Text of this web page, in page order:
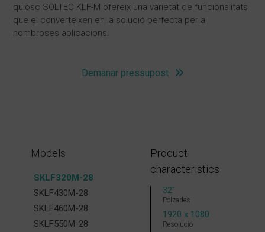
quiosc SOLTEC KLF-M ofereix una varietat de funcionalitats
que el converteixen en la solució perfecta per a
nombroses aplicacions.
Demanar pressupost
Models
SKLF320M-28
SKLF430M-28
SKLF460M-28
SKLF550M-28
Product
characteristics
32″
Polzades
1920 x 1080
Resolució